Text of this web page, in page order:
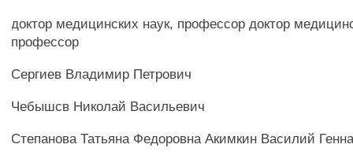
доктор медицинских наук, профессор доктор
профессор
Сергиев Владимир Петрович
Чебышсв Николай Васильевич
Степанова Татьяна Федоровна Акимкин Василий